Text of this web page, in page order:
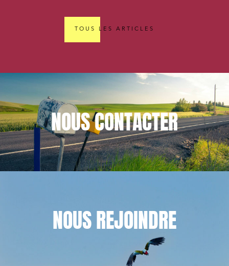
TOUS LES ARTICLES
NOUSCONTACTER
NOUSREJOINDRE